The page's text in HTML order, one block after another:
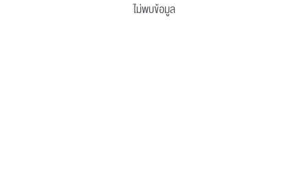
ไม่พบข้อมูล